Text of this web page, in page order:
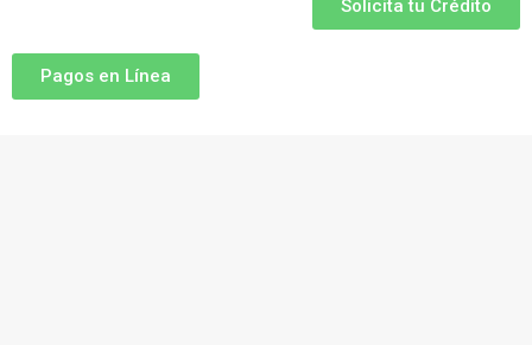
Solicita tu Crédito
Pagos en Línea